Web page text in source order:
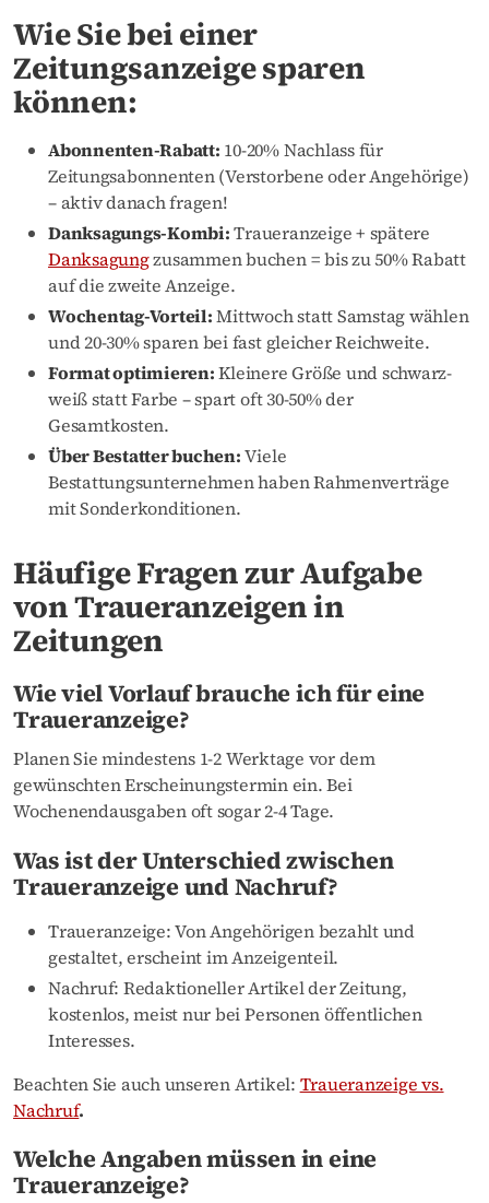
Wie Sie bei einer
Zeitungsanzeige sparen
können:
Abonnenten-Rabatt: 10-20% Nachlass für
Zeitungsabonnenten (Verstorbene oder Angehörige)
– aktiv danach fragen!
Danksagungs-Kombi:Traueranzeige + spätere
Danksagungzusammen buchen = bis zu 50% Rabatt
auf die zweite Anzeige.
Wochentag-Vorteil:Mittwoch statt Samstag wählen
und 20-30% sparen bei fast gleicher Reichweite.
Format optimieren:Kleinere Größe und schwarz-
weiß statt Farbe – spart oft 30-50% der
Gesamtkosten.
Über Bestatter buchen:Viele
Bestattungsunternehmen haben Rahmenverträge
mit Sonderkonditionen.
Häufige Fragen zur Aufgabe
von Traueranzeigen in
Zeitungen
Wie viel Vorlauf brauche ich für eine
Traueranzeige?
Planen Sie mindestens 1-2 Werktage vor dem
gewünschten Erscheinungstermin ein. Bei
Wochenendausgaben oft sogar 2-4 Tage.
Was ist der Unterschied zwischen
Traueranzeige und Nachruf?
Traueranzeige: Von Angehörigen bezahlt und
gestaltet, erscheint im Anzeigenteil.
Nachruf: Redaktioneller Artikel der Zeitung,
kostenlos, meist nur bei Personen öffentlichen
Interesses.
Beachten Sie auch unseren Artikel: Traueranzeige vs.
Nachruf.
Welche Angaben müssen in eine
Traueranzeige?